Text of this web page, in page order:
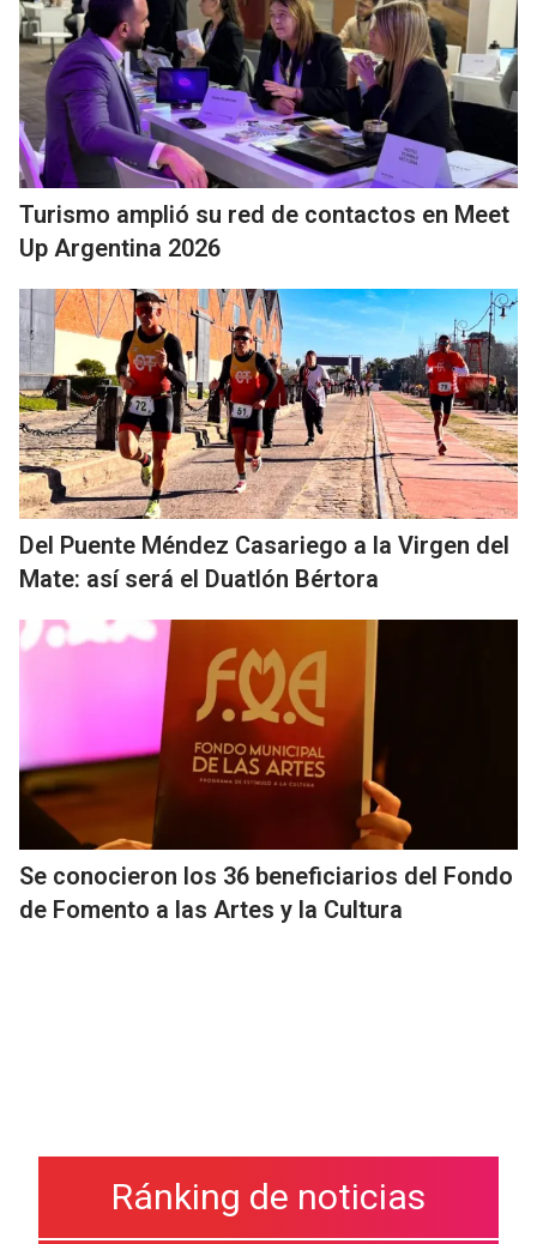
Turismo amplió su red de contactos en Meet
Up Argentina 2026
Del Puente Méndez Casariego a la Virgen del
Mate: así será el Duatlón Bértora
Se conocieron los 36 beneficiarios del Fondo
de Fomento a las Artes y la Cultura
Ránking de noticias